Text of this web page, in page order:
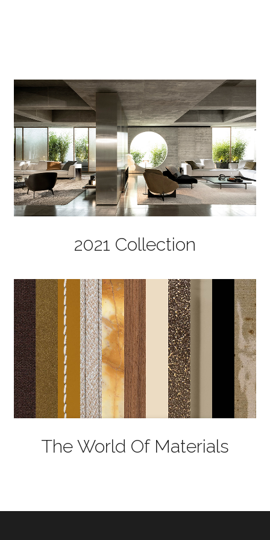
2021 Collection
The World Of Materials